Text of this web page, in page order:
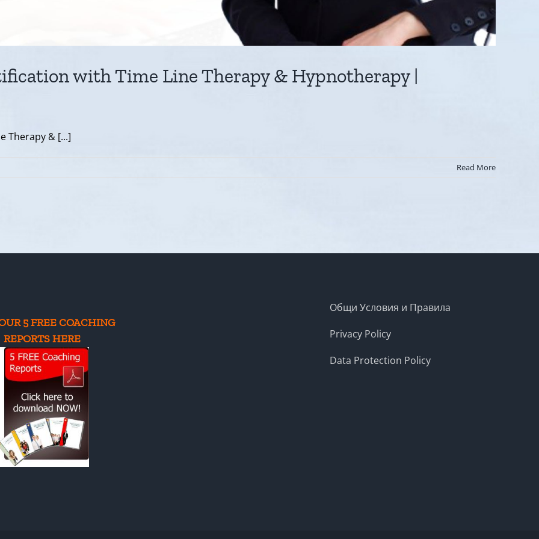
with Time Line Therapy & Hypnotherapy |
Therapy & [...]
Read More
5 FREE COACHING
REPORTS HERE
Общи Условия и Правила
Privacy Policy
Data Protection Policy